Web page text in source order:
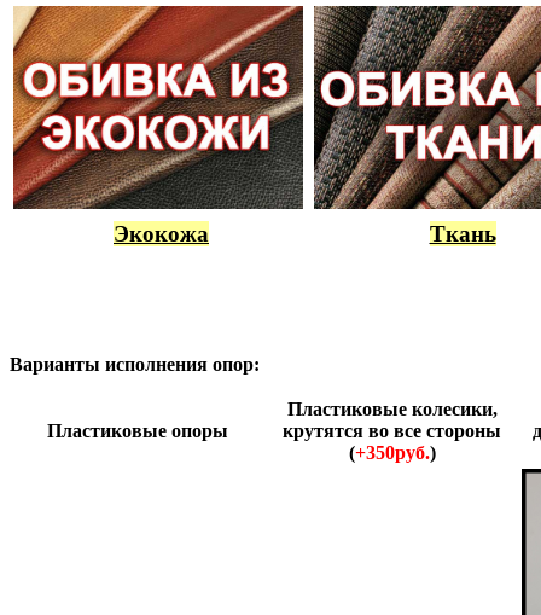
Экокожа Ткань
Варианты исполнения опор:
Пластиковые опоры
Пластиковые колесики,
крутятся во все стороны
(+350руб.)